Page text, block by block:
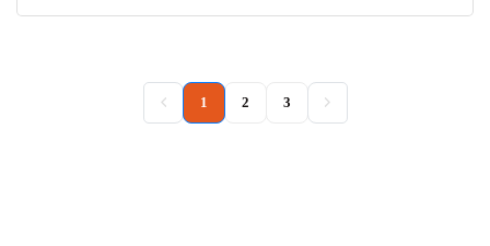
1 (current)
2 3